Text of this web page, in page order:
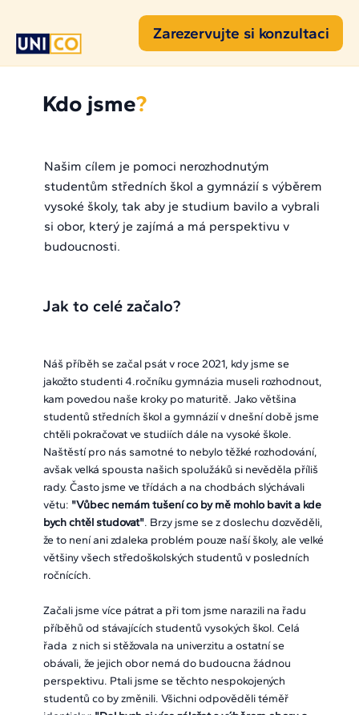
Zarezervujte si konzultaci
Kdo jsme?
Našim cílem je pomoci nerozhodnutým
studentům středních škol a gymnázií s výběrem
vysoké školy, tak aby je studium bavilo a vybrali
si obor, který je zajímá a má perspektivu v
budoucnosti.
Jak to celé začalo?
Náš příběh se začal psát v roce 2021, kdy jsme se
jakožto studenti 4.ročníku gymnázia museli rozhodnout,
kam povedou naše kroky po maturitě. Jako většina
studentů středních škol a gymnázií v dnešní době jsme
chtěli pokračovat ve studiích dále na vysoké škole.
Naštěstí pro nás samotné to nebylo těžké rozhodování,
avšak velká spousta našich spolužáků si nevěděla příliš
rady. Často jsme ve třídách a na chodbách slýchávali
větu: "Vůbec nemám tušení co by mě mohlo bavit a kde
bych chtěl studovat". Brzy jsme se z doslechu dozvěděli,
že to není ani zdaleka problém pouze naší školy, ale velké
většiny všech středoškolských studentů v posledních
ročnících.
Začali jsme více pátrat a při tom jsme narazili na řadu
příběhů od stávajících studentů vysokých škol. Celá
řada z nich si stěžovala na univerzitu a ostatní se
obávali, že jejich obor nemá do budoucna žádnou
perspektivu. Ptali jsme se těchto nespokojených
studentů co by změnili. Všichni odpověděli téměř